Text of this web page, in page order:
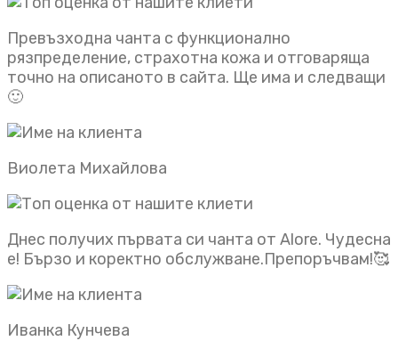
Превъзходна чанта с функционално
рязпределение, страхотна кожа и отговаряща
точно на описаното в сайта. Ще има и следващи
🙂
Виолета Михайлова
Днес получих първата си чанта от Alore. Чудесна
е! Бързо и коректно обслужване.Препоръчвам!🥰
Иванка Кунчева